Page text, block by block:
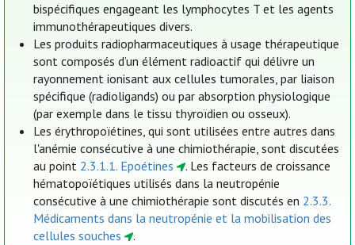
bispécifiques engageant les lymphocytes T et les agents
immunothérapeutiques divers.
Les produits radiopharmaceutiques à usage thérapeutique
sont composés d’un élément radioactif qui délivre un
rayonnement ionisant aux cellules tumorales, par liaison
spécifique (radioligands) ou par absorption physiologique
(par exemple dans le tissu thyroïdien ou osseux).
Les érythropoïétines, qui sont utilisées entre autres dans
l'anémie consécutive à une chimiothérapie, sont discutées
au point 2.3.1.1. Epoétines
. Les facteurs de croissance
hématopoïétiques utilisés dans la neutropénie
consécutive à une chimiothérapie sont discutés en 2.3.3.
Médicaments dans la neutropénie et la mobilisation des
cellules souches
.